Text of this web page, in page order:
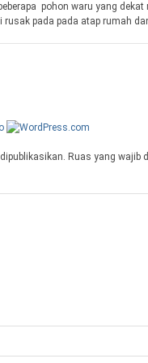
pohon waru yang
pada pada atap rumah
Ruas yang wajib